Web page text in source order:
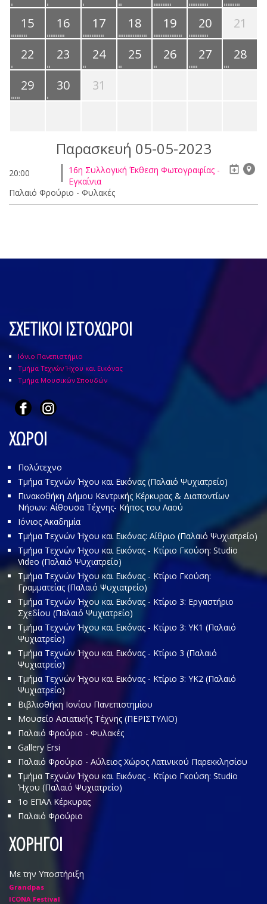
15 16 17 18 19 20
21
22
23 24 25 26 27
28
29
30 31
Παρασκευή 05-05-2023
20:00
16η Συλλογική Έκθεση Φωτογραφίας -
Εγκαίνια
Παλαιό Φρούριο - Φυλακές
ΣΧΕΤΙΚΟΙ ΙΣΤΟΧΩΡΟΙ
Ιόνιο Πανεπιστήμιο
Τμήμα Τεχνών Ήχου και Εικόνας
Τμήμα Μουσικών Σπουδών
ΧΩΡΟΙ
Πολύτεχνο
Τμήμα Τεχνών Ήχου και Εικόνας (Παλαιό Ψυχιατρείο)
Πινακοθήκη Δήμου Κεντρικής Κέρκυρας & Διαποντίων
Νήσων: Αίθουσα Τέχνης- Κήπος του Λαού
Ιόνιος Ακαδημία
Τμήμα Τεχνών Ήχου και Εικόνας: Αίθριο (Παλαιό Ψυχιατρείο)
Τμήμα Τεχνών Ήχου και Εικόνας - Κτίριο Γκούση: Studio
Video (Παλαιό Ψυχιατρείο)
Τμήμα Τεχνών Ήχου και Εικόνας - Κτίριο Γκούση:
Γραμματείας (Παλαιό Ψυχιατρείο)
Τμήμα Τεχνών Ήχου και Εικόνας - Κτίριο 3: Εργαστήριο
Σχεδίου (Παλαιό Ψυχιατρείο)
Τμήμα Τεχνών Ήχου και Εικόνας - Κτίριο 3: ΥΚ1 (Παλαιό
Ψυχιατρείο)
Τμήμα Τεχνών Ήχου και Εικόνας - Κτίριο 3 (Παλαιό
Ψυχιατρείο)
Τμήμα Τεχνών Ήχου και Εικόνας - Κτίριο 3: ΥΚ2 (Παλαιό
Ψυχιατρείο)
Βιβλιοθήκη Ιονίου Πανεπιστημίου
Μουσείο Ασιατικής Τέχνης (ΠΕΡΙΣΤΥΛΙΟ)
Παλαιό Φρούριο - Φυλακές
Gallery Ersi
Παλαιό Φρούριο - Αύλειος Χώρος Λατινικού Παρεκκλησίου
Τμήμα Τεχνών Ήχου και Εικόνας - Κτίριο Γκούση: Studio
Ήχου (Παλαιό Ψυχιατρείο)
1o ΕΠΑΛ Κέρκυρας
Παλαιό Φρούριο
ΧΟΡΗΓΟΙ
Με την Υποστήριξη
Grandpas
ICONA Festival